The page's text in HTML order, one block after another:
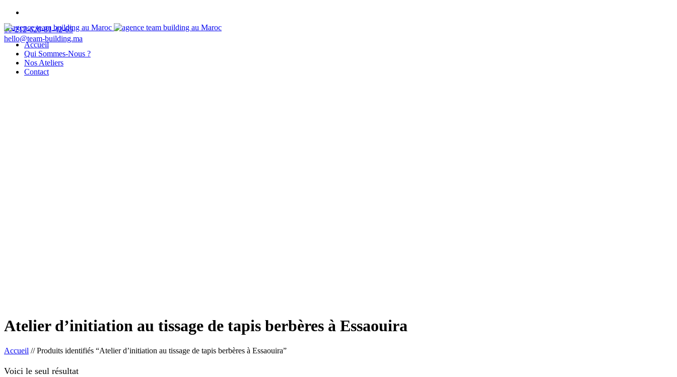
00-212-620-81-42-65
hello@team-building.ma
Accueil
Qui Sommes-Nous ?
Nos Ateliers
Contact
Atelier d’initiation au tissage de tapis berbères à Essaouira
Accueil //Produits identifiés “Atelier d’initiation au tissage de tapis berbères à Essaouira”
Voici le seul résultat